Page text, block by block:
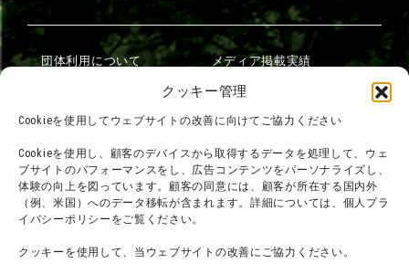
クッキー管理
Cookieを使用してウェブサイトの改善に向けてご協力ください
Cookieを使用し、顧客のデバイスから取得するデータを処理して、ウェ
ブサイトのパフォーマンスをし、広告コンテンツをパーソナライズし、
体験の向上を図っています。顧客の同意には、顧客が所在する国内外
（例、米国）へのデータ移転が含まれます。詳細については、個人プラ
イバシーポリシーをご覧ください。
クッキーを使用して、当ウェブサイトの改善にご協力ください。
団体利用について
チームビルディング計画
よくある質問・
利用規約
プライバシーポリシー
プレスリリース
メディア掲載実績
SNS
法令に基づく表記
会社概要
スタッフ募集